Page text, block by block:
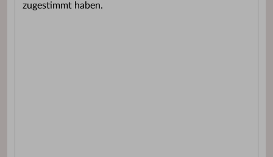
zugestimmt haben.